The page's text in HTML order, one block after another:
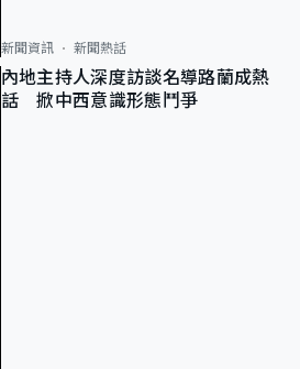
新聞資訊 新聞熱話
內地主持人深度訪談名導路蘭成熱
話 掀中西意識形態鬥爭